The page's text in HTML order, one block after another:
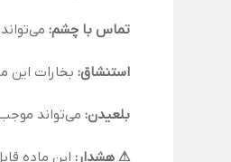
تماس با چشم: می‌تواند
استنشاق: بخارات این
بلعیدن: می‌تواند
⚠ هشدار: این ماده